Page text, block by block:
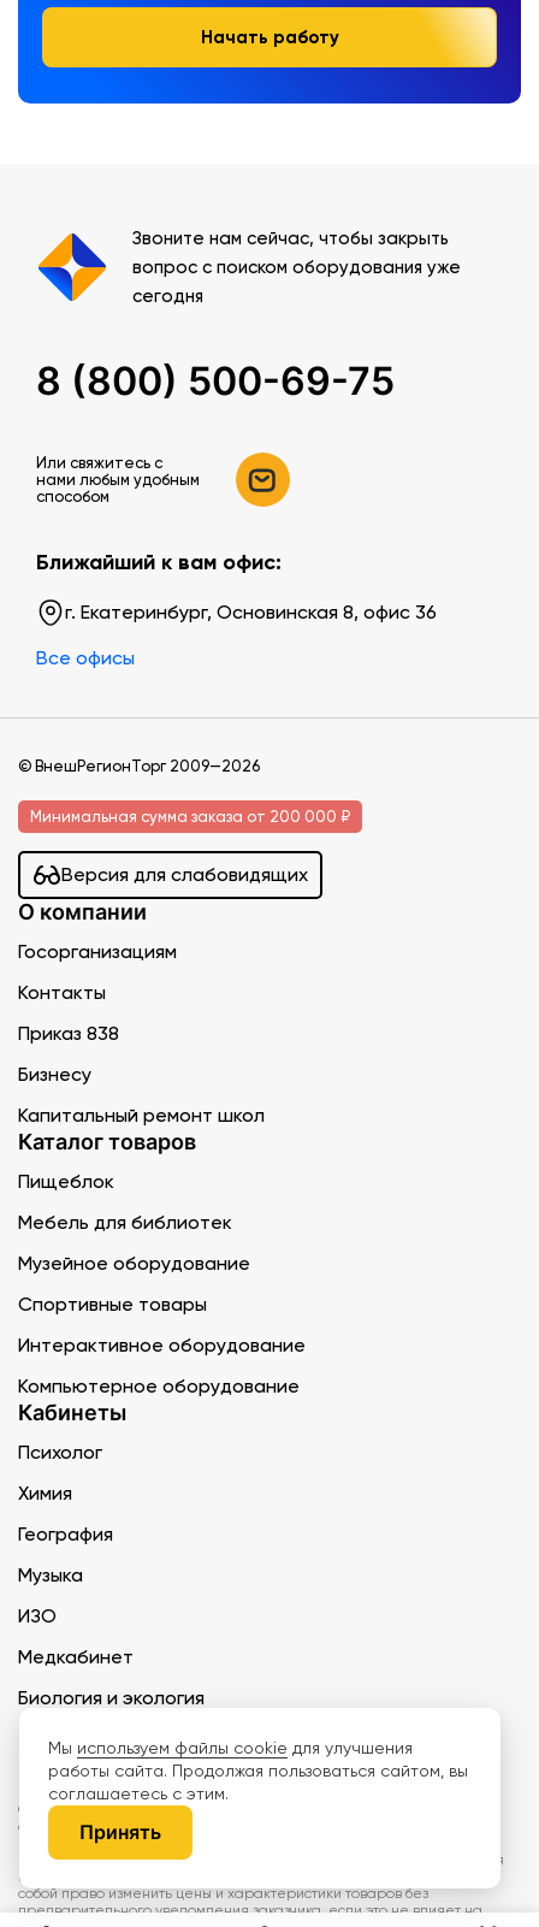
Начать работу
Звоните нам сейчас, чтобы закрыть
вопрос с поиском оборудования уже
сегодня
8 (800) 500-69-75
Или свяжитесь c
нами любым удобным
способом
Ближайший к вам офис:
г. Екатеринбург, Основинская 8, офис 36
Все офисы
© ВнешРегионТорг 2009—2026
Минимальная сумма заказа от 200 000 ₽
Версия для слабовидящих
О компании
Госорганизациям
Контакты
Приказ 838
Бизнесу
Капитальный ремонт школ
Каталог товаров
Пищеблок
Мебель для библиотек
Музейное оборудование
Спортивные товары
Интерактивное оборудование
Компьютерное оборудование
Кабинеты
Психолог
Химия
География
Музыка
ИЗО
Медкабинет
Биология и экология
Технология
ООО «Дети наше будущее» ИНН 6671165273 ОГРН 1216600030250 КПП
667101001 БИК 046577674
Информация на сайте не является публичной офертой. Изображения
могут отличаться от поставляемых товаров. Поставщик оставляет за
собой право изменить цены и характеристики товаров без
предварительного уведомления заказчика, если это не влияет на
Мы используем файлы cookie для улучшения
работы сайта. Продолжая пользоваться сайтом, вы
соглашаетесь с этим.
Принять